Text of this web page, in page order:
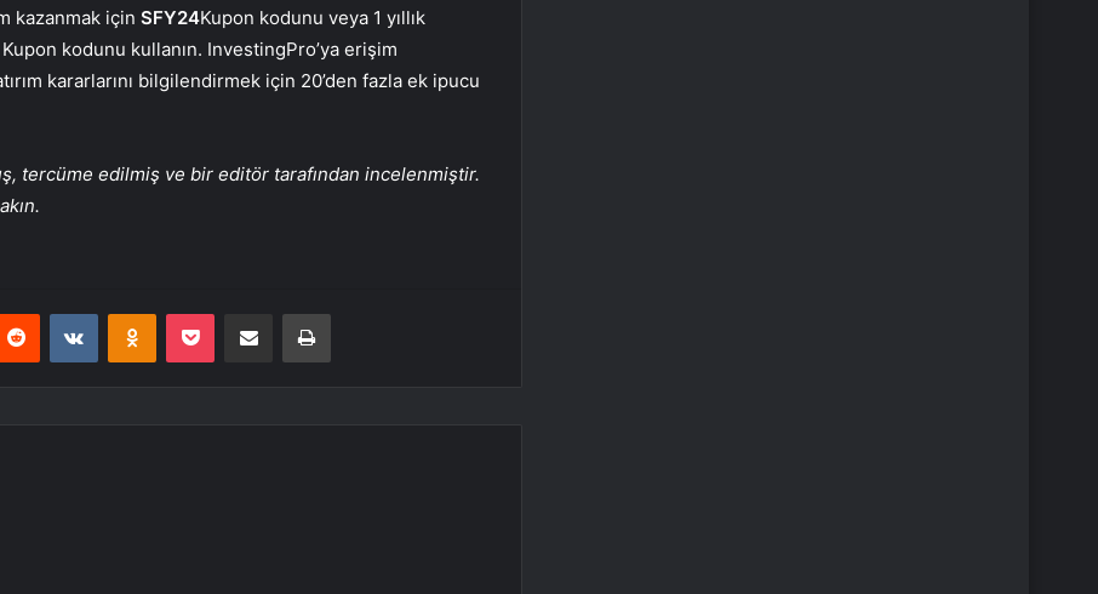
kazanmak için SFY24Kupon kodunu veya 1 yıllık
Kupon kodunu kullanın. InvestingPro’ya erişim
kararlarını bilgilendirmek için 20’den fazla ek ipucu
tercüme edilmiş ve bir editör tarafından incelenmiştir.
Reddit VKontakteOdnoklassniki
Pocket E-Posta ile paylaş Yazdır